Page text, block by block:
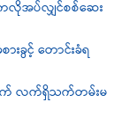
လိုအပ်လျှင်စစ်ဆေး
းခွင့် တောင်းခံရ
လက်ရှိသက်တမ်းမ